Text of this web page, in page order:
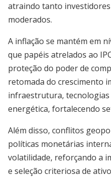
atraindo tanto
moderados.
A inflação se mantém em
que papéis atrelados ao
proteção do poder de
retomada do crescimento
infraestrutura, tecnologias
energética, fortalecendo
Além disso, conflitos
políticas monetárias
volatilidade, reforçando a
e seleção criteriosa de